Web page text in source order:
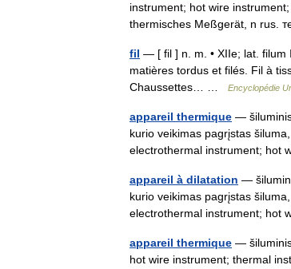
instrument; hot wire
thermisches Meßgerät, n rus.
fil — [ fil ] n. m. • XIIe; lat. filum
matières tordus et filés. Fil à
Chaussettes… …
Encyclopédie
appareil thermique —
kurio veikimas pagrįstas
electrothermal instrument;
appareil à dilatation —
kurio veikimas pagrįstas
electrothermal instrument;
appareil thermique —
hot wire instrument; thermal